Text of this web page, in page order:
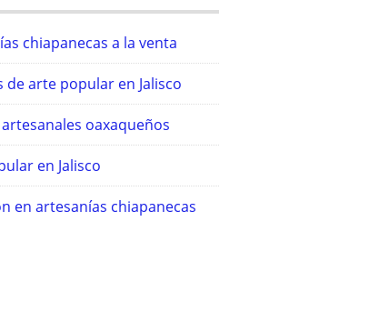
chiapanecas a la venta
de arte popular en Jalisco
oaxaqueños
en Jalisco
en artesanías chiapanecas